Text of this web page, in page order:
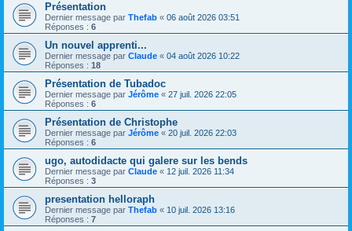
Présentation
Dernier message par Thefab « 06 août 2026 03:51
Réponses : 6
Un nouvel apprenti...
Dernier message par Claude « 04 août 2026 10:22
Réponses : 18
Présentation de Tubadoc
Dernier message par Jérôme « 27 juil. 2026 22:05
Réponses : 6
Présentation de Christophe
Dernier message par Jérôme « 20 juil. 2026 22:03
Réponses : 6
ugo, autodidacte qui galere sur les bends
Dernier message par Claude « 12 juil. 2026 11:34
Réponses : 3
presentation helloraph
Dernier message par Thefab « 10 juil. 2026 13:16
Réponses : 7